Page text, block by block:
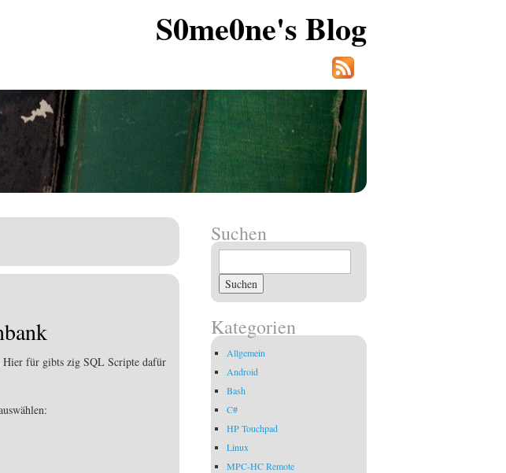
S0me0ne's Blog
Hier für gibts zig SQL Scripte dafür
Suchen
nach:
Kategorien
Allgemein
Android
Bash
C#
HP Touchpad
Linux
MPC-HC Remote